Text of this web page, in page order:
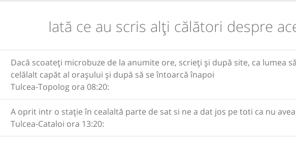
Iată ce au scris alţi călători despre
Dacă scoateți microbuze de la anumite ore, scrieți și după site, ca lumea
celălalt capăt al orașului și după să se întoarcă înapoi
Tulcea-Topolog ora 08:20:
A oprit intr o stație în cealaltă parte de sat si ne a dat jos pe toti ca nu
Tulcea-Cataloi ora 13:20: